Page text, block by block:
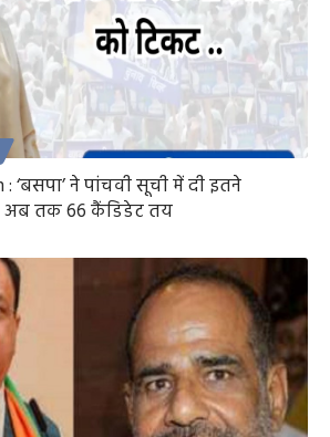
‘बसपा’ ने पांचवी सूची में दी इतने
अब तक 66 कैंडिडेट तय